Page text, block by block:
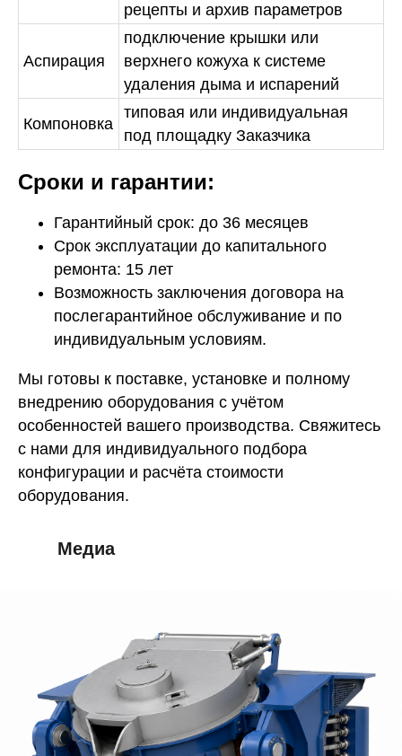
рецепты и архив параметров
Аспирация
подключение крышки или
верхнего кожуха к системе
удаления дыма и испарений
Компоновка
типовая или индивидуальная
под площадку Заказчика
Сроки и гарантии:
Гарантийный срок: до 36 месяцев
Срок эксплуатации до капитального
ремонта: 15 лет
Возможность заключения договора на
послегарантийное обслуживание и по
индивидуальным условиям.
Мы готовы к поставке, установке и полному
внедрению оборудования с учётом
особенностей вашего производства. Свяжитесь
с нами для индивидуального подбора
конфигурации и расчёта стоимости
оборудования.
Медиа